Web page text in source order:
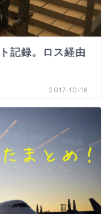
記録。ロス経由
2017-10-18